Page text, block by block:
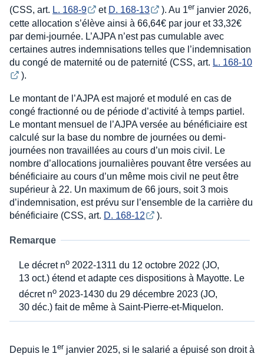
(CSS, art. L. 168-9 et D. 168-13 ). Au 1er janvier 2026,
cette allocation s’élève ainsi à 66,64€ par jour et 33,32€
par demi-journée. L’AJPA n’est pas cumulable avec
certaines autres indemnisations telles que l’indemnisation
du congé de maternité ou de paternité (CSS, art. L. 168-10
).
Le montant de l’AJPA est majoré et modulé en cas de
congé fractionné ou de période d’activité à temps partiel.
Le montant mensuel de l’AJPA versée au bénéficiaire est
calculé sur la base du nombre de journées ou demi-
journées non travaillées au cours d’un mois civil. Le
nombre d’allocations journalières pouvant être versées au
bénéficiaire au cours d’un même mois civil ne peut être
supérieur à 22. Un maximum de 66 jours, soit 3 mois
d’indemnisation, est prévu sur l’ensemble de la carrière du
bénéficiaire (CSS, art. D. 168-12 ).
Remarque
Le décret no 2022-1311 du 12 octobre 2022 (JO,
13 oct.) étend et adapte ces dispositions à Mayotte. Le
décret no 2023-1430 du 29 décembre 2023 (JO,
30 déc.) fait de même à Saint-Pierre-et-Miquelon.
Depuis le 1er janvier 2025, si le salarié a épuisé son droit à